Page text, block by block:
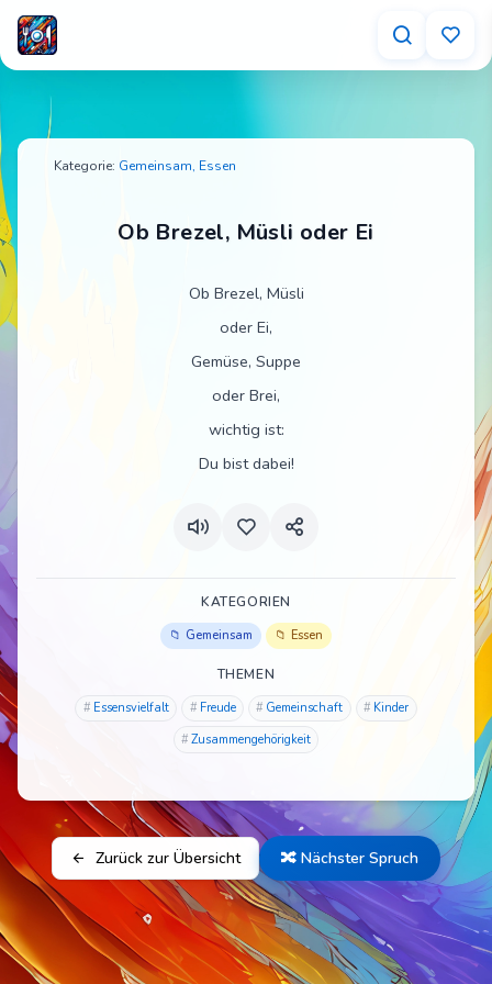
Ob Brezel, Müsli oder Ei – Tischspruch für
Kategorie: Gemeinsam, Essen
Ob Brezel, Müsli oder Ei
Ob Brezel, Müsli
oder Ei,
Gemüse, Suppe
oder Brei,
wichtig ist:
Du bist dabei!
KATEGORIEN
Gemeinsam Essen
THEMEN
Essensvielfalt Freude Gemeinschaft
Kinder
Zusammengehörigkeit
Zurück zur Übersicht 🔀 Nächster Spruch